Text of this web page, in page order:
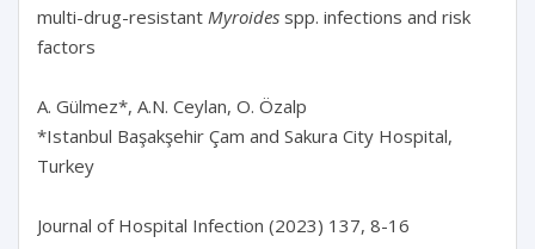
multi-drug-resistant Myroides spp. infections and risk
factors
A. Gülmez*, A.N. Ceylan, O. Özalp
*Istanbul Başakşehir Çam and Sakura City Hospital,
Turkey
Journal of Hospital Infection (2023) 137, 8-16